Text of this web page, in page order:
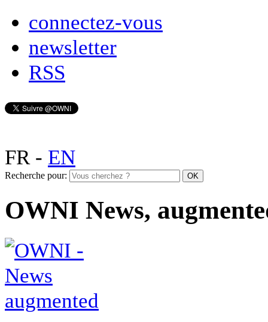
connectez-vous
newsletter
RSS
FR- EN
Recherche pour:
OWNI News,